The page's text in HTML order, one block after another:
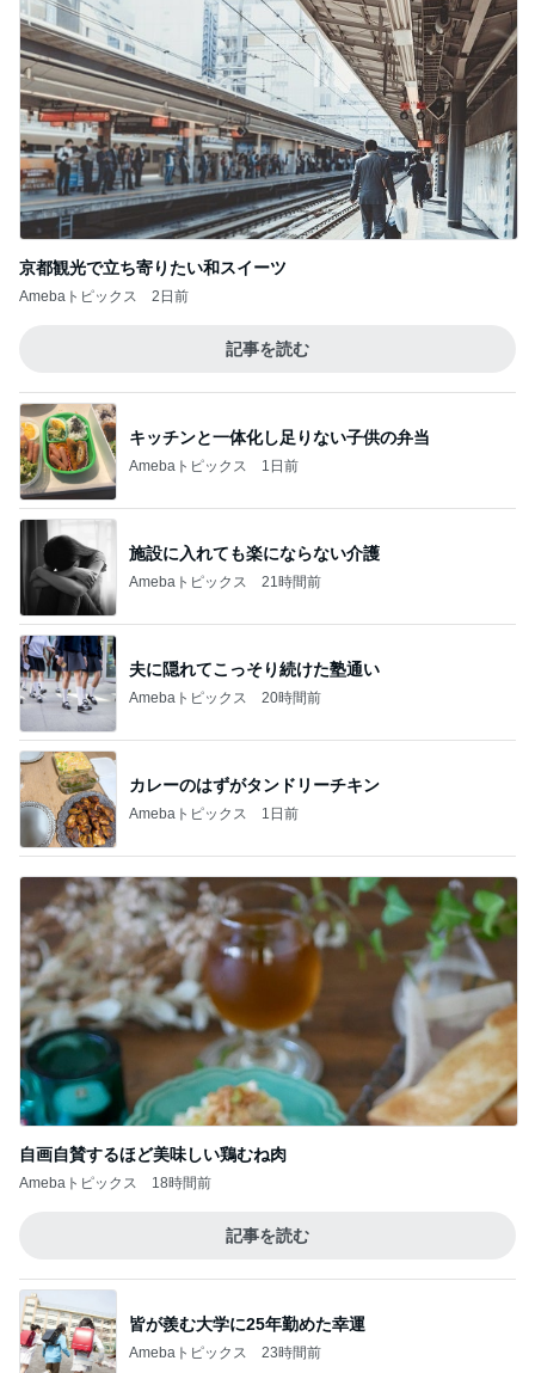
京都観光で立ち寄りたい和スイーツ
Amebaトピックス 2日前
記事を読む
キッチンと一体化し足りない子供の弁当
Amebaトピックス 1日前
施設に入れても楽にならない介護
Amebaトピックス 21時間前
夫に隠れてこっそり続けた塾通い
Amebaトピックス 20時間前
カレーのはずがタンドリーチキン
Amebaトピックス 1日前
自画自賛するほど美味しい鶏むね肉
Amebaトピックス 18時間前
記事を読む
皆が羨む大学に25年勤めた幸運
Amebaトピックス 23時間前